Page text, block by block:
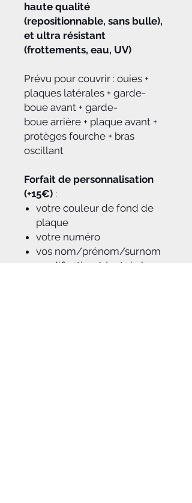
haute qualité
(repositionnable, sans bulle),
et ultra résistant
(frottements, eau, UV)
Prévu pour couvrir : ouies +
plaques latérales + garde-
boue avant + garde-
boue arrière + plaque avant +
protèges fourche + bras
oscillant
Forfait de personnalisation
(+15€) :
votre couleur de fond de
plaque
votre numéro
vos nom/prénom/surnom
modification/ajout de logos